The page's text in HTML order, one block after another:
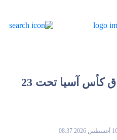
السعودية ( 0 - 0 ) العراق كأس آسيا تحت 23